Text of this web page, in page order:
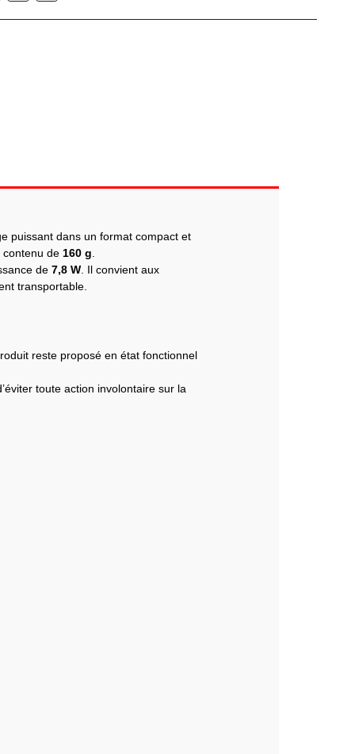
puissant dans un format compact et
contenu de 160 g
de 7,8 W . Il convient aux
transportable.
reste proposé en état fonctionnel
toute action involontaire sur la